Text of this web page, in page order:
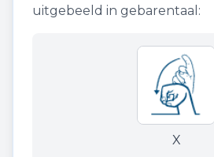
uitgebeeld in gebarentaal:
X